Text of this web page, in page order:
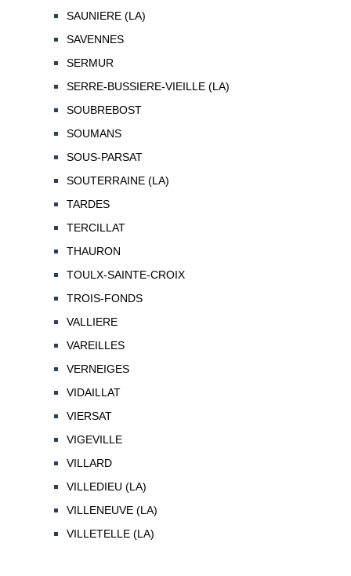
SAUNIERE (LA)
SAVENNES
SERMUR
SERRE-BUSSIERE-VIEILLE (LA)
SOUBREBOST
SOUMANS
SOUS-PARSAT
SOUTERRAINE (LA)
TARDES
TERCILLAT
THAURON
TOULX-SAINTE-CROIX
TROIS-FONDS
VALLIERE
VAREILLES
VERNEIGES
VIDAILLAT
VIERSAT
VIGEVILLE
VILLARD
VILLEDIEU (LA)
VILLENEUVE (LA)
VILLETELLE (LA)